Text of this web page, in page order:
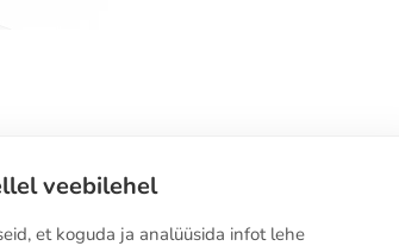
Vahetuse ja tagastuse tingimused
veebilehel
et koguda ja analüüsida infot lehe